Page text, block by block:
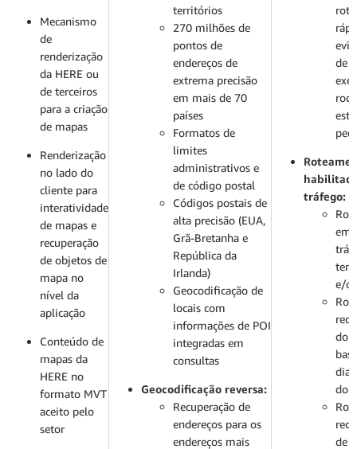
Mecanismo
de
renderização
da HERE ou
de terceiros
para a criação
de mapas
Renderização
no lado do
cliente para
interatividade
de mapas e
recuperação
de objetos de
mapa no
nível da
aplicação
Conteúdo de
mapas da
HERE no
formato MVT
aceito pelo
setor
territórios
270 milhões de
pontos de
endereços de
extrema precisão
em mais de 70
países
Formatos de
limites
administrativos e
de código postal
Códigos postais de
alta precisão (EUA,
Grã-Bretanha e
República da
Irlanda)
Geocodificação de
locais com
informações de POI
integradas em
consultas
Geocodificação reversa:
Recuperação de
endereços para os
endereços mais
de
tráfego:
em
e/
do
dia
do
de